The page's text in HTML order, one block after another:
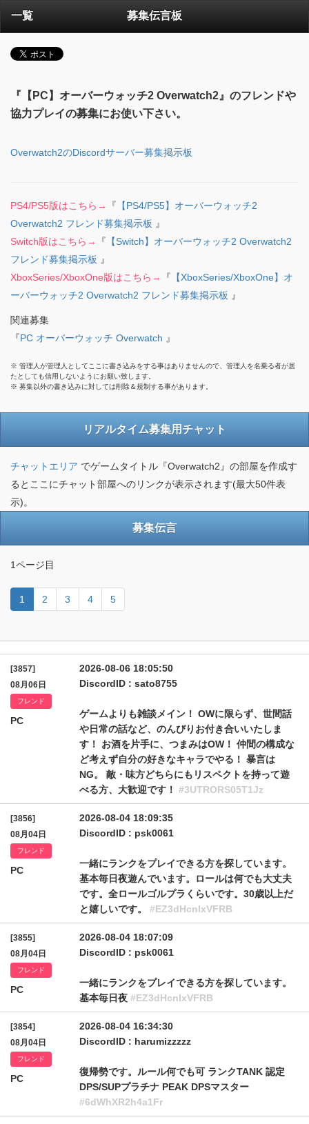
一覧 募集伝言板
『【PC】オーバーウォッチ2 Overwatch2』のフレンドや
協力プレイの募集にお使い下さい。
Overwatch2のDiscordサーバー募集掲示板
PS4/PS5版はこちら→ 『 【PS4/PS5】オーバーウォッチ2
Overwatch2 フレンド募集掲示板 』
Switch版はこちら→
『 【Switch】オーバーウォッチ2 Overwatch2
フレンド募集掲示板 』
XboxSeries/XboxOne版はこちら→
『 【XboxSeries/XboxOne】オ
ーバーウォッチ2 Overwatch2 フレンド募集掲示板 』
関連募集
『PC オーバーウォッチ Overwatch 』
※ 管理人が管理人としてここに書き込みをする事はありませんので、管理人を名乗る者が居
たとしても信用しないようにお願い致します。
※ 募集以外の書き込みに対しては削除＆規制する事があります。
リアルタイム募集用チャット
チャットエリア でゲームタイトル『Overwatch2』の部屋を作成す
るとここにチャット部屋へのリンクが表示されます(最大50件表
示)。
募集伝言
1ページ目
1 2 3 4 5
[3857]
08月06日
フレンド
PC
2026-08-06 18:05:50
DiscordID : sato8755
ゲームよりも雑談メイン！ OWに限らず、世間話
や日常の話など、のんびりお付き合いいたしま
す！ お酒を片手に、つまみはOW！ 仲間の構成な
ど考えず自分の好きなキャラでやる！ 暴言は
NG。 敵・味方どちらにもリスペクトを持って遊
べる方、大歓迎です！ #3UTRORS05T1Jz
[3856]
08月04日
フレンド
PC
2026-08-04 18:09:35
DiscordID : psk0061
一緒にランクをプレイできる方を探しています。
基本毎日夜遊んでいます。ロールは何でも大丈夫
です。全ロールゴルプラくらいです。30歳以上だ
と嬉しいです。 #EZ3dHcnIxVFRB
[3855]
08月04日
フレンド
PC
2026-08-04 18:07:09
DiscordID : psk0061
一緒にランクをプレイできる方を探しています。
基本毎日夜 #EZ3dHcnIxVFRB
[3854]
08月04日
フレンド
PC
2026-08-04 16:34:30
DiscordID : harumizzzzz
復帰勢です。ルール何でも可 ランクTANK 認定
DPS/SUPプラチナ PEAK DPSマスター
#6dWhXR2h4a1Fr